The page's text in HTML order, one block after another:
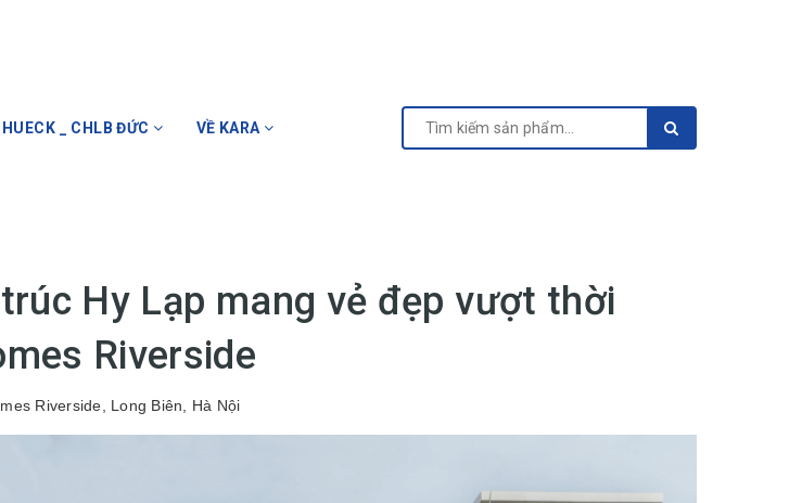
HUECK _ CHLB ĐỨC VỀ KARA
Hy Lạp mang vẻ đẹp vượt thời
Riverside
Riverside, Long Biên, Hà Nội